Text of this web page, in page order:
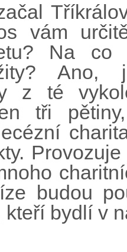
vám
Na co
Ano,
z té
tři
budou
kteří bydlí v